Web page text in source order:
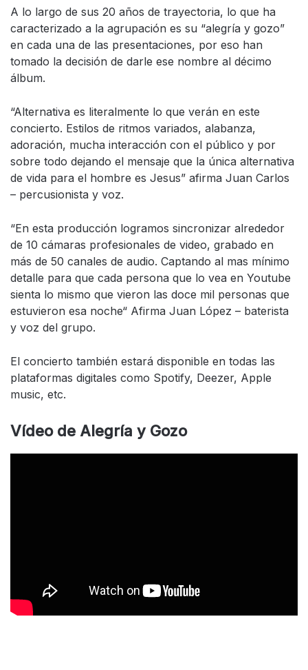
A lo largo de sus 20 años de trayectoria, lo que ha
caracterizado a la agrupación es su “alegría y gozo”
en cada una de las presentaciones, por eso han
tomado la decisión de darle ese nombre al décimo
álbum.
“Alternativa es literalmente lo que verán en este
concierto. Estilos de ritmos variados, alabanza,
adoración, mucha interacción con el público y por
sobre todo dejando el mensaje que la única alternativa
de vida para el hombre es Jesus” afirma Juan Carlos
– percusionista y voz.
“En esta producción logramos sincronizar alrededor
de 10 cámaras profesionales de video, grabado en
más de 50 canales de audio. Captando al mas mínimo
detalle para que cada persona que lo vea en Youtube
sienta lo mismo que vieron las doce mil personas que
estuvieron esa noche“ Afirma Juan López – baterista
y voz del grupo.
El concierto también estará disponible en todas las
plataformas digitales como Spotify, Deezer, Apple
music, etc.
Vídeo de Alegría y Gozo